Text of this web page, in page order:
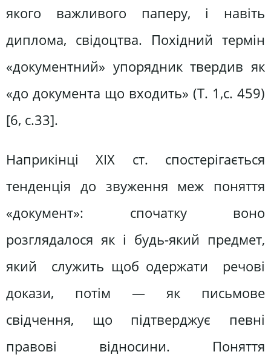
якого важливого паперу, і навіть
диплома, свідоцтва. Похідний термін
«документний» упорядник твердив як
«до документа що входить» (Т. 1,с. 459)
[6, с.33].
Наприкінці ХІХ ст. спостерігається
тенденція до звуження меж поняття
«документ»: спочатку воно
розглядалося як і будь-який предмет,
який служить щоб одержати речові
докази, потім — як письмове
свідчення, що підтверджує певні
правові відносини. Поняття